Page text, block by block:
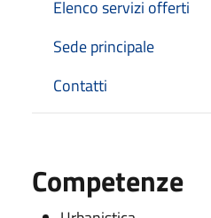
Elenco servizi offerti
Sede principale
Contatti
Competenze